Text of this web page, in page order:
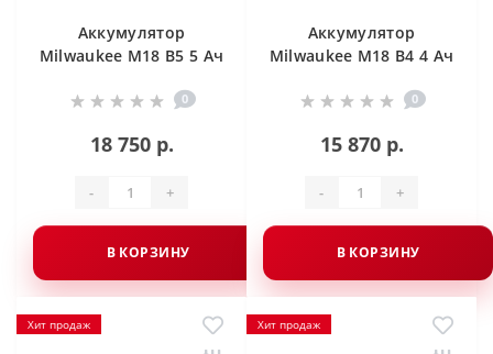
Аккумулятор
Milwaukee M18 B5 5 Ач
0
18 750 р.
- +
В КОРЗИНУ
Аккумулятор
Milwaukee M18 B4 4 Ач
0
15 870 р.
- +
В КОРЗИНУ
Хит продаж Хит продаж